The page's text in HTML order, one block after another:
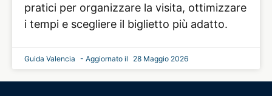
pratici per organizzare la visita, ottimizzare
i tempi e scegliere il biglietto più adatto.
Guida Valencia 28 Maggio 2026